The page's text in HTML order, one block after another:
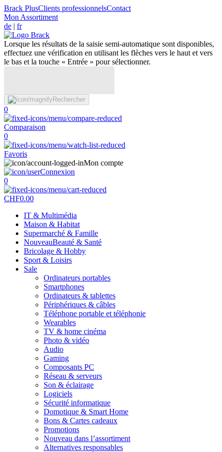
Brack PlusClients professionnelsContact
Mon Assortiment
de | fr
Lorsque les résultats de la saisie semi-automatique sont disponibles,
effectuez une vérification en utilisant les flèches vers le haut et vers
le bas et la touche « Entrée » pour sélectionner.
Rechercher
0
Comparaison
0
Favoris
Mon compte
Connexion
0
CHF0.00
IT & Multimédia
Maison & Habitat
Supermarché & Famille
NouveauBeauté & Santé
Bricolage & Hobby
Sport & Loisirs
Sale
Ordinateurs portables
Smartphones
Ordinateurs & tablettes
Périphériques & câbles
Téléphone portable et téléphonie
Wearables
TV & home cinéma
Photo & vidéo
Audio
Gaming
Composants PC
Réseau & serveurs
Son & éclairage
Logiciels
Sécurité informatique
Domotique & Smart Home
Bons & Cartes cadeaux
Promotions
Nouveau dans l’assortiment
Alternatives responsables